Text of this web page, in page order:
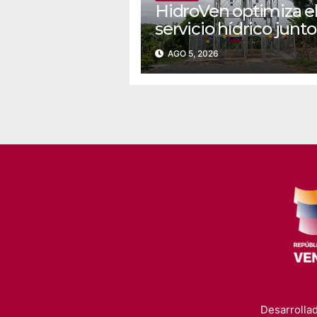
‎‎HidroVen optimiza
servicio hídrico
Poder Popular en
Amazonas
AGO 5, 2026